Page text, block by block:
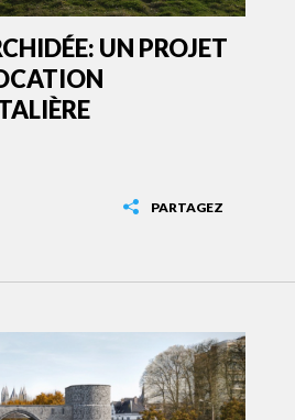
UN PROJET
PARTAGEZ